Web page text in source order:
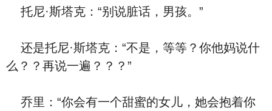
托尼·斯塔克：“别说脏话，男孩。”
还是托尼·斯塔克：“不是，等等？你他妈说什
么？？再说一遍？？？”
乔里：“你会有一个甜蜜的女儿，她会抱着你